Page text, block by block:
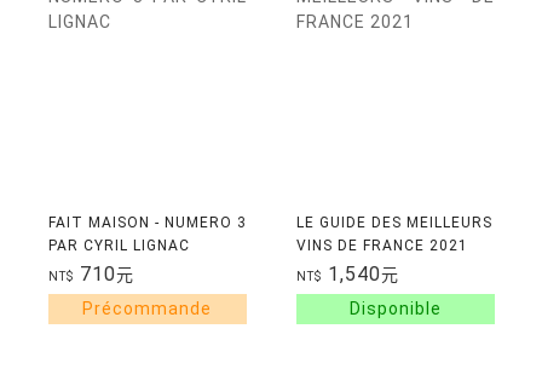
FAIT MAISON - NUMERO 3
PAR CYRIL LIGNAC
NT$ 710元
LE GUIDE DES MEILLEURS
VINS DE FRANCE 2021
NT$ 1,540元